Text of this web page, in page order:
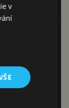
v